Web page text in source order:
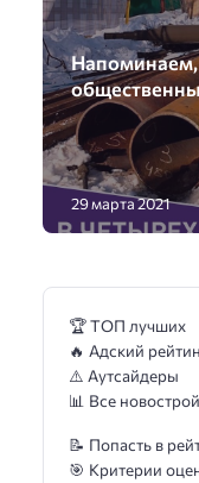
Напоминаем,
29 марта 2021
🏆 ТОП лучших
🔥 Адский
⚠️ Аутсайдеры
📊 Все
📝 Попасть в
🎯 Критерии